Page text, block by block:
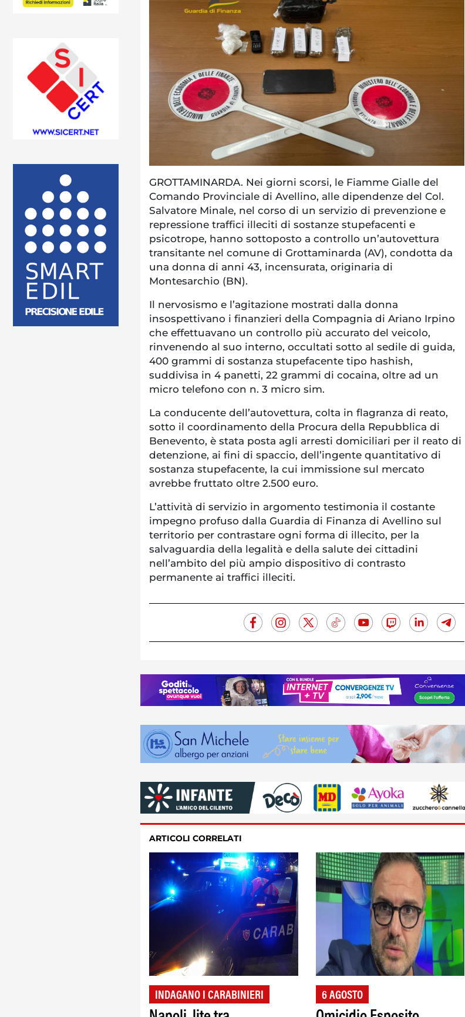
GROTTAMINARDA. Nei giorni scorsi, le Fiamme Gialle del
Comando Provinciale di Avellino, alle dipendenze del Col.
Salvatore Minale, nel corso di un servizio di prevenzione e
repressione traffici illeciti di sostanze stupefacenti e
psicotrope, hanno sottoposto a controllo un’autovettura
transitante nel comune di Grottaminarda (AV), condotta da
una donna di anni 43, incensurata, originaria di
Montesarchio (BN).
Il nervosismo e l’agitazione mostrati dalla donna
insospettivano i finanzieri della Compagnia di Ariano Irpino
che effettuavano un controllo più accurato del veicolo,
rinvenendo al suo interno, occultati sotto al sedile di guida,
400 grammi di sostanza stupefacente tipo hashish,
suddivisa in 4 panetti, 22 grammi di cocaina, oltre ad un
micro telefono con n. 3 micro sim.
La conducente dell’autovettura, colta in flagranza di reato,
sotto il coordinamento della Procura della Repubblica di
Benevento, è stata posta agli arresti domiciliari per il reato di
detenzione, ai fini di spaccio, dell’ingente quantitativo di
sostanza stupefacente, la cui immissione sul mercato
avrebbe fruttato oltre 2.500 euro.
L’attività di servizio in argomento testimonia il costante
impegno profuso dalla Guardia di Finanza di Avellino sul
territorio per contrastare ogni forma di illecito, per la
salvaguardia della legalità e della salute dei cittadini
nell’ambito del più ampio dispositivo di contrasto
permanente ai traffici illeciti.
ARTICOLI CORRELATI
INDAGANO I CARABINIERI 6 AGOSTO